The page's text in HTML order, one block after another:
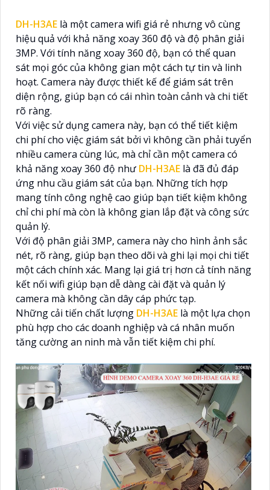
DH-H3AE là một camera wifi giá rẻ nhưng vô cùng
hiệu quả với khả năng xoay 360 độ và độ phân giải
3MP. Với tính năng xoay 360 độ, bạn có thể quan
sát mọi góc của không gian một cách tự tin và linh
hoạt. Camera này được thiết kế để giám sát trên
diện rộng, giúp bạn có cái nhìn toàn cảnh và chi tiết
rõ ràng.
Với việc sử dụng camera này, bạn có thể tiết kiệm
chi phí cho việc giám sát bởi vì không cần phải tuyển
nhiều camera cùng lúc, mà chỉ cần một camera có
khả năng xoay 360 độ như DH-H3AE là đã đủ đáp
ứng nhu cầu giám sát của bạn. Những tích hợp
mang tính công nghệ cao giúp bạn tiết kiệm không
chỉ chi phí mà còn là không gian lắp đặt và công sức
quản lý.
Với độ phân giải 3MP, camera này cho hình ảnh sắc
nét, rõ ràng, giúp bạn theo dõi và ghi lại mọi chi tiết
một cách chính xác. Mang lại giá trị hơn cả tính năng
kết nối wifi giúp bạn dễ dàng cài đặt và quản lý
camera mà không cần dây cáp phức tạp.
Những cải tiến chất lượng DH-H3AE là một lựa chọn
phù hợp cho các doanh nghiệp và cá nhân muốn
tăng cường an ninh mà vẫn tiết kiệm chi phí.